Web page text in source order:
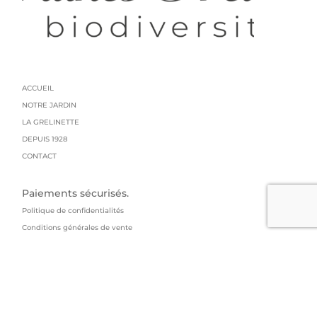
ACCUEIL
NOTRE JARDIN
LA GRELINETTE
DEPUIS 1928
CONTACT
Paiements sécurisés.
Politique de confidentialités
Conditions générales de vente